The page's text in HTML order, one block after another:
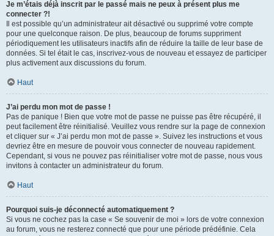
Je m’étais déjà inscrit par le passé mais ne peux à présent plus me
connecter ?!
Il est possible qu’un administrateur ait désactivé ou supprimé votre compte
pour une quelconque raison. De plus, beaucoup de forums suppriment
périodiquement les utilisateurs inactifs afin de réduire la taille de leur base de
données. Si tel était le cas, inscrivez-vous de nouveau et essayez de participer
plus activement aux discussions du forum.
Haut
J’ai perdu mon mot de passe !
Pas de panique ! Bien que votre mot de passe ne puisse pas être récupéré, il
peut facilement être réinitialisé. Veuillez vous rendre sur la page de connexion
et cliquer sur « J’ai perdu mon mot de passe ». Suivez les instructions et vous
devriez être en mesure de pouvoir vous connecter de nouveau rapidement.
Cependant, si vous ne pouvez pas réinitialiser votre mot de passe, nous vous
invitons à contacter un administrateur du forum.
Haut
Pourquoi suis-je déconnecté automatiquement ?
Si vous ne cochez pas la case « Se souvenir de moi » lors de votre connexion
au forum, vous ne resterez connecté que pour une période prédéfinie. Cela